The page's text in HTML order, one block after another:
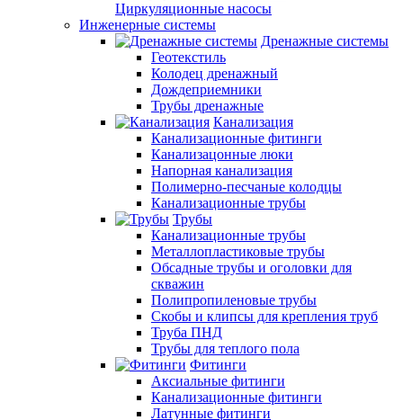
Циркуляционные насосы
Инженерные системы
Дренажные системы
Геотекстиль
Колодец дренажный
Дождеприемники
Трубы дренажные
Канализация
Канализационные фитинги
Канализацонные люки
Напорная канализация
Полимерно-песчаные колодцы
Канализационные трубы
Трубы
Канализационные трубы
Металлопластиковые трубы
Обсадные трубы и оголовки для
скважин
Полипропиленовые трубы
Скобы и клипсы для крепления труб
Труба ПНД
Трубы для теплого пола
Фитинги
Аксиальные фитинги
Канализационные фитинги
Латунные фитинги